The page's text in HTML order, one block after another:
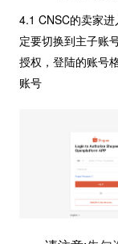
4.1 CNSC的卖家
定要切换到主子账
授权，登陆的账号
账号